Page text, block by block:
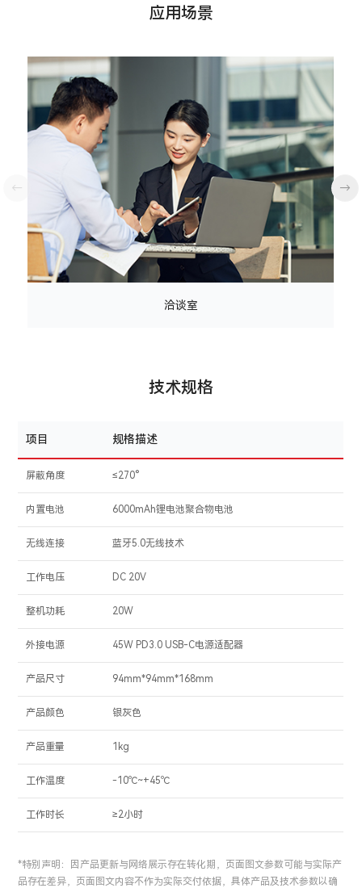
应用场景
洽谈室
← →
技术规格
项目 规格描述
屏蔽角度 ≤270°
内置电池 6000mAh锂电池聚合物电池
无线连接 蓝牙5.0无线技术
工作电压 DC 20V
整机功耗 20W
外接电源 45W PD3.0 USB-C电源适配器
产品尺寸 94mm*94mm*168mm
产品颜色 银灰色
产品重量 1kg
工作温度 -10℃~+45℃
工作时长 ≥2小时
*特别声明：因产品更新与网络展示存在转化期，页面图文参数可能与实际产
品存在差异，页面图文内容不作为实际交付依据，具体产品及技术参数以确